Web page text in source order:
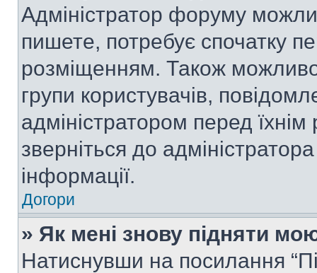
Адміністратор форуму
пишете, потребує спочатку
розміщенням. Також
групи користувачів,
адміністратором перед
зверніться до
інформації.
Догори
» Як мені знову підняти
Натиснувши на посилання